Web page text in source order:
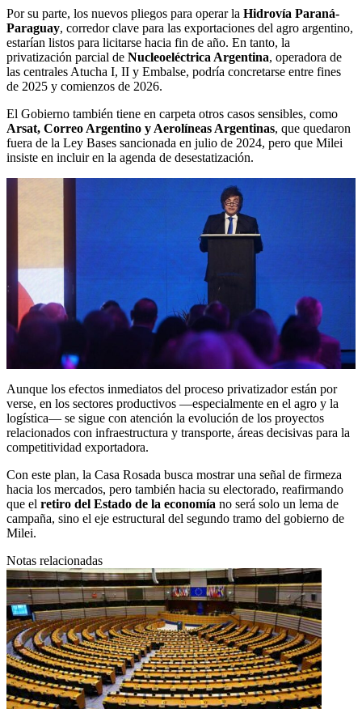
Por su parte, los nuevos pliegos para operar la Hidrovía Paraná-
Paraguay, corredor clave para las exportaciones del agro argentino,
estarían listos para licitarse hacia fin de año. En tanto, la
privatización parcial de Nucleoeléctrica Argentina, operadora de
las centrales Atucha I, II y Embalse, podría concretarse entre fines
de 2025 y comienzos de 2026.
El Gobierno también tiene en carpeta otros casos sensibles, como
Arsat, Correo Argentino y Aerolíneas Argentinas, que quedaron
fuera de la Ley Bases sancionada en julio de 2024, pero que Milei
insiste en incluir en la agenda de desestatización.
Aunque los efectos inmediatos del proceso privatizador están por
verse, en los sectores productivos —especialmente en el agro y la
logística— se sigue con atención la evolución de los proyectos
relacionados con infraestructura y transporte, áreas decisivas para la
competitividad exportadora.
Con este plan, la Casa Rosada busca mostrar una señal de firmeza
hacia los mercados, pero también hacia su electorado, reafirmando
que el retiro del Estado de la economía no será solo un lema de
campaña, sino el eje estructural del segundo tramo del gobierno de
Milei.
Notas relacionadas